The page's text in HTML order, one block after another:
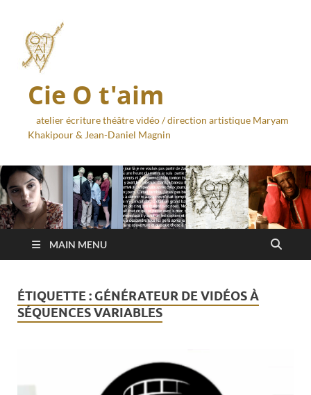
Cie O t'aim
atelier écriture théâtre vidéo / direction artistique Maryam
Khakipour & Jean-Daniel Magnin
MAIN MENU
ÉTIQUETTE : GÉNÉRATEUR DE VIDÉOS À
SÉQUENCES VARIABLES